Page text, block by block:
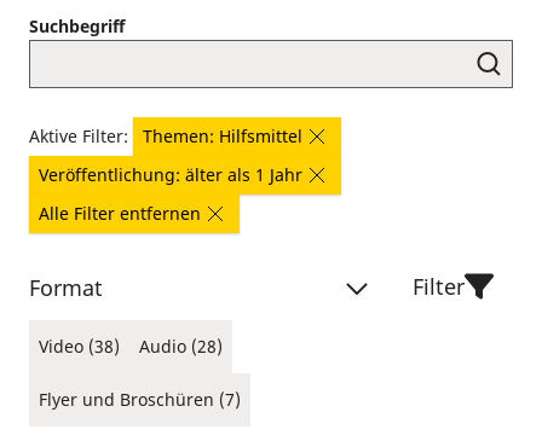
Suchbegriff
Aktive Filter:
Themen: Hilfsmittel
Veröffentlichung: älter als 1 Jahr
Alle Filter entfernen
Format
Video (38) Audio (28)
Flyer und Broschüren (7)
Filter